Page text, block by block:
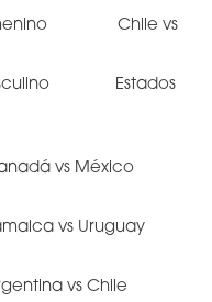
Chile vs
Estados
vs México
vs Uruguay
vs Chile